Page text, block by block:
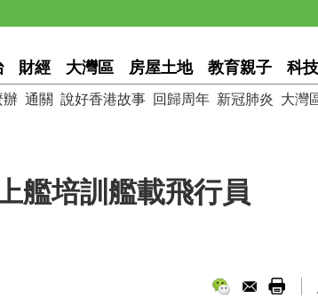
財經 大灣區 房屋土地 教育親子 科技
辦 通關 說好香港故事 回歸周年 新冠肺炎 大灣
艦培訓艦載飛行員